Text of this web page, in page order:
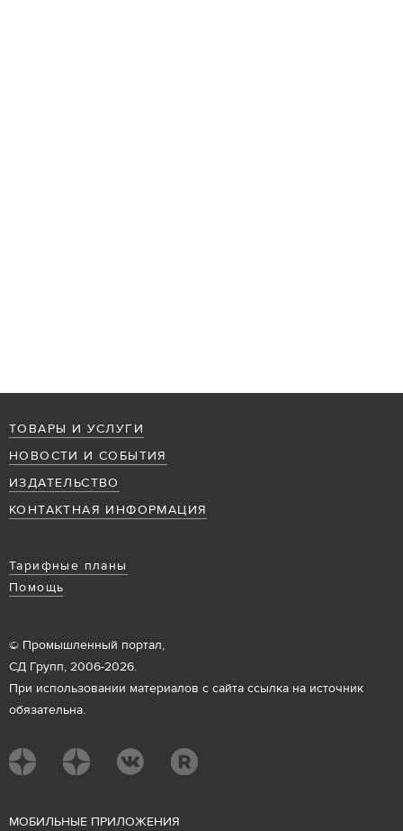
ТОВАРЫ И УСЛУГИ
НОВОСТИ И СОБЫТИЯ
ИЗДАТЕЛЬСТВО
КОНТАКТНАЯ ИНФОРМАЦИЯ
Тарифные планы
Помощь
© Промышленный портал,
СД Групп, 2006-2026.
При использовании материалов с сайта ссылка на источник
обязательна.
МОБИЛЬНЫЕ ПРИЛОЖЕНИЯ